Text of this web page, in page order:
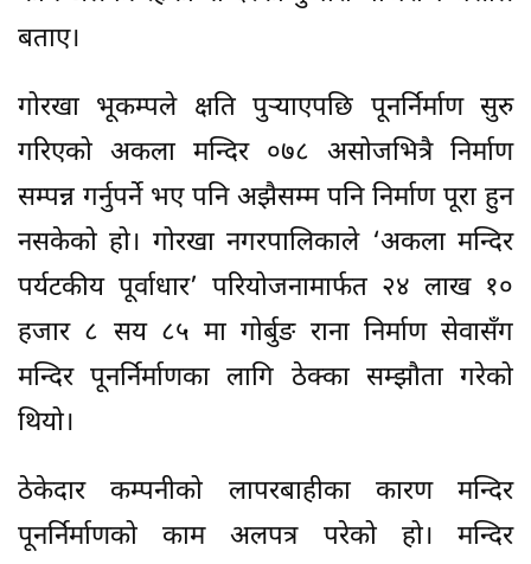
बताए।
गोरखा भूकम्पले क्षति पुर्‍याएपछि पूनर्निर्माण सुरु
गरिएको अकला मन्दिर ०७८ असोजभित्रै निर्माण
सम्पन्न गर्नुपर्ने भए पनि अझैसम्म पनि निर्माण पूरा हुन
नसकेको हो। गोरखा नगरपालिकाले ‘अकला मन्दिर
पर्यटकीय पूर्वाधार’ परियोजनामार्फत २४ लाख १०
हजार ८ सय ८५ मा गोर्बुङ राना निर्माण सेवासँग
मन्दिर पूनर्निर्माणका लागि ठेक्का सम्झौता गरेको
थियो।
ठेकेदार कम्पनीको लापरबाहीका कारण मन्दिर
पूनर्निर्माणको काम अलपत्र परेको हो। मन्दिर